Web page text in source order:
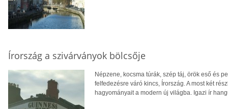
Írország a szivárványok bölcsője
Népzene, kocsma túrák, szép táj, örök eső és
felfedezésre váró kincs, Írország. A most két
hagyományait a modern új világba. Igazi ír